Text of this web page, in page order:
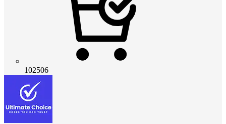
102506